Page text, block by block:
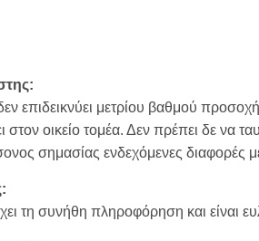
επιδεικνύει μετρίου βαθμού
οικείο τομέα. Δεν πρέπει δε να
σημασίας ενδεχόμενες διαφορές
τη συνήθη πληροφόρηση και είναι